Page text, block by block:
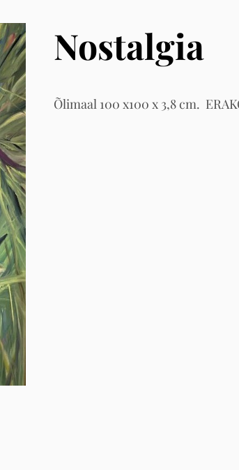
Nostalgia
Õlimaal 100 x100 x 3,8 cm.